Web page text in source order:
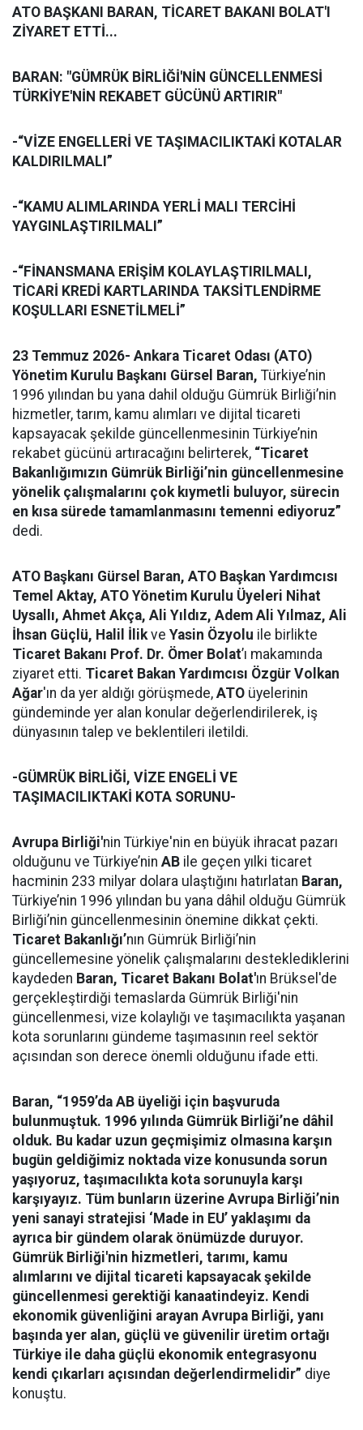
ATO BAŞKANI BARAN, TİCARET BAKANI BOLAT'I
ZİYARET ETTİ...
BARAN: "GÜMRÜK BİRLİĞİ'NİN GÜNCELLENMESİ
TÜRKİYE'NİN REKABET GÜCÜNÜ ARTIRIR"
-“VİZE ENGELLERİ VE TAŞIMACILIKTAKİ KOTALAR
KALDIRILMALI”
-“KAMU ALIMLARINDA YERLİ MALI TERCİHİ
YAYGINLAŞTIRILMALI”
-“FİNANSMANA ERİŞİM KOLAYLAŞTIRILMALI,
TİCARİ KREDİ KARTLARINDA TAKSİTLENDİRME
KOŞULLARI ESNETİLMELİ”
23 Temmuz 2026- Ankara Ticaret Odası (ATO)
Yönetim Kurulu Başkanı Gürsel Baran, Türkiye’nin
1996 yılından bu yana dahil olduğu Gümrük Birliği’nin
hizmetler, tarım, kamu alımları ve dijital ticareti
kapsayacak şekilde güncellenmesinin Türkiye’nin
rekabet gücünü artıracağını belirterek, “Ticaret
Bakanlığımızın Gümrük Birliği’nin güncellenmesine
yönelik çalışmalarını çok kıymetli buluyor, sürecin
en kısa sürede tamamlanmasını temenni ediyoruz”
dedi.
ATO Başkanı Gürsel Baran, ATO Başkan Yardımcısı
Temel Aktay, ATO Yönetim Kurulu Üyeleri Nihat
Uysallı, Ahmet Akça, Ali Yıldız, Adem Ali Yılmaz, Ali
İhsan Güçlü, Halil İlikve Yasin Özyolu ile birlikte
Ticaret Bakanı Prof. Dr. Ömer Bolat’ı makamında
ziyaret etti. Ticaret Bakan Yardımcısı Özgür Volkan
Ağar'ın da yer aldığı görüşmede, ATO üyelerinin
gündeminde yer alan konular değerlendirilerek, iş
dünyasının talep ve beklentileri iletildi.
-GÜMRÜK BİRLİĞİ, VİZE ENGELİ VE
TAŞIMACILIKTAKİ KOTA SORUNU-
Avrupa Birliği'nin Türkiye'nin en büyük ihracat pazarı
olduğunu ve Türkiye’nin AB ile geçen yılki ticaret
hacminin 233 milyar dolara ulaştığını hatırlatan Baran,
Türkiye’nin 1996 yılından bu yana dâhil olduğu Gümrük
Birliği’nin güncellenmesinin önemine dikkat çekti.
Ticaret Bakanlığı’nın Gümrük Birliği’nin
güncellemesine yönelik çalışmalarını desteklediklerini
kaydeden Baran, Ticaret Bakanı Bolat'ın Brüksel'de
gerçekleştirdiği temaslarda Gümrük Birliği'nin
güncellenmesi, vize kolaylığı ve taşımacılıkta yaşanan
kota sorunlarını gündeme taşımasının reel sektör
açısından son derece önemli olduğunu ifade etti.
Baran, “1959’da AB üyeliği için başvuruda
bulunmuştuk. 1996 yılında Gümrük Birliği’ne dâhil
olduk. Bu kadar uzun geçmişimiz olmasına karşın
bugün geldiğimiz noktada vize konusunda sorun
yaşıyoruz, taşımacılıkta kota sorunuyla karşı
karşıyayız. Tüm bunların üzerine Avrupa Birliği’nin
yeni sanayi stratejisi ‘Made in EU’ yaklaşımı da
ayrıca bir gündem olarak önümüzde duruyor.
Gümrük Birliği'nin hizmetleri, tarımı, kamu
alımlarını ve dijital ticareti kapsayacak şekilde
güncellenmesi gerektiği kanaatindeyiz. Kendi
ekonomik güvenliğini arayan Avrupa Birliği, yanı
başında yer alan, güçlü ve güvenilir üretim ortağı
Türkiye ile daha güçlü ekonomik entegrasyonu
kendi çıkarları açısından değerlendirmelidir” diye
konuştu.